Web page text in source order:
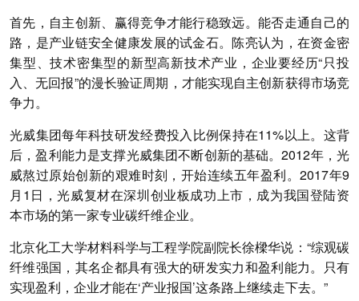
首先，自主创新、赢得竞争才能行稳致远。能否走通自己的
路，是产业链安全健康发展的试金石。陈亮认为，在资金密
集型、技术密集型的新型高新技术产业，企业要经历“只投
入、无回报”的漫长验证周期，才能实现自主创新获得市场竞
争力。
光威集团每年科技研发经费投入比例保持在11%以上。这背
后，盈利能力是支撑光威集团不断创新的基础。2012年，光
威熬过原始创新的艰难时刻，开始连续五年盈利。2017年9
月1日，光威复材在深圳创业板成功上市，成为我国登陆资
本市场的第一家专业碳纤维企业。
北京化工大学材料科学与工程学院副院长徐樑华说：“综观碳
纤维强国，其名企都具有强大的研发实力和盈利能力。只有
实现盈利，企业才能在‘产业报国’这条路上继续走下去。”